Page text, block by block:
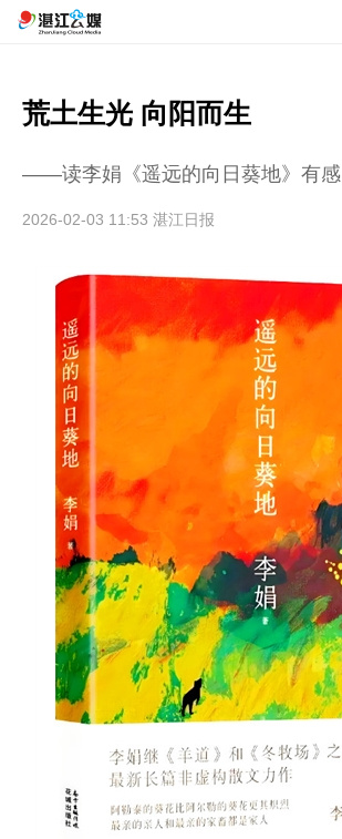
荒土生光 向阳而生
——读李娟《遥远的向日葵地》有感
2026-02-03 11:53 湛江日报